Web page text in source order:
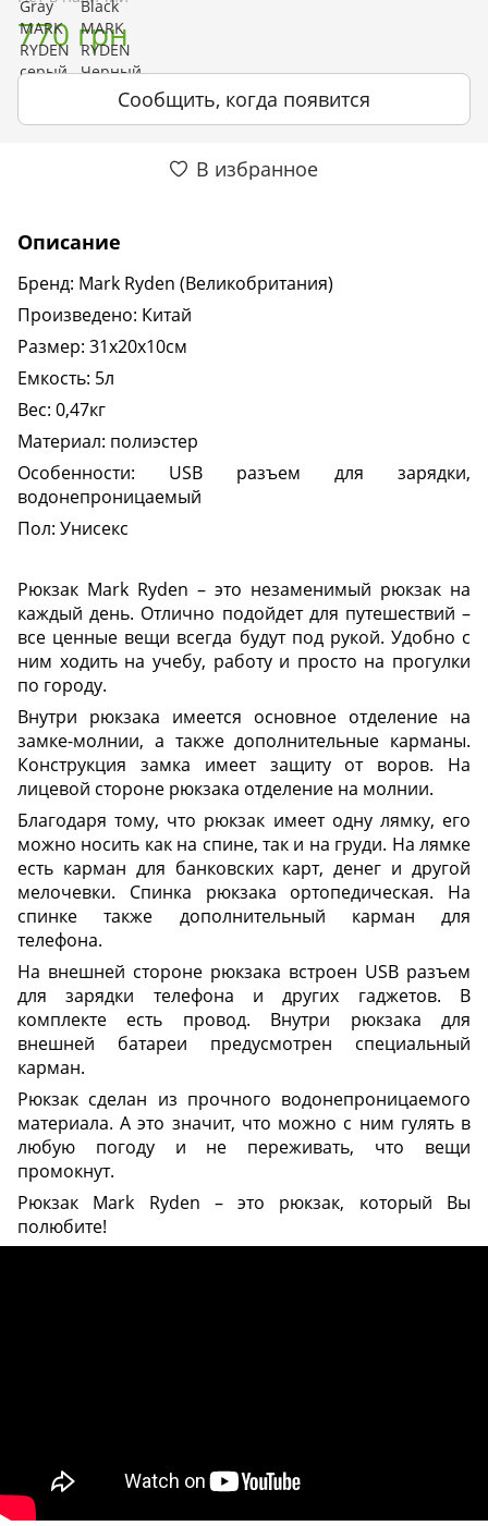
770 грн
Сообщить, когда появится
В избранное
Описание
Бренд: Mark Ryden (Великобритания)
Произведено: Китай
Размер: 31х20х10см
Емкость: 5л
Вес: 0,47кг
Материал: полиэстер
Особенности: USB разъем для зарядки,
водонепроницаемый
Пол: Унисекс
Рюкзак Mark Ryden – это незаменимый рюкзак на
каждый день. Отлично подойдет для путешествий –
все ценные вещи всегда будут под рукой. Удобно с
ним ходить на учебу, работу и просто на прогулки
по городу.
Внутри рюкзака имеется основное отделение на
замке-молнии, а также дополнительные карманы.
Конструкция замка имеет защиту от воров. На
лицевой стороне рюкзака отделение на молнии.
Благодаря тому, что рюкзак имеет одну лямку, его
можно носить как на спине, так и на груди. На лямке
есть карман для банковских карт, денег и другой
мелочевки. Спинка рюкзака ортопедическая. На
спинке также дополнительный карман для
телефона.
На внешней стороне рюкзака встроен USB разъем
для зарядки телефона и других гаджетов. В
комплекте есть провод. Внутри рюкзака для
внешней батареи предусмотрен специальный
карман.
Рюкзак сделан из прочного водонепроницаемого
материала. А это значит, что можно с ним гулять в
любую погоду и не переживать, что вещи
промокнут.
Рюкзак Mark Ryden – это рюкзак, который Вы
полюбите!